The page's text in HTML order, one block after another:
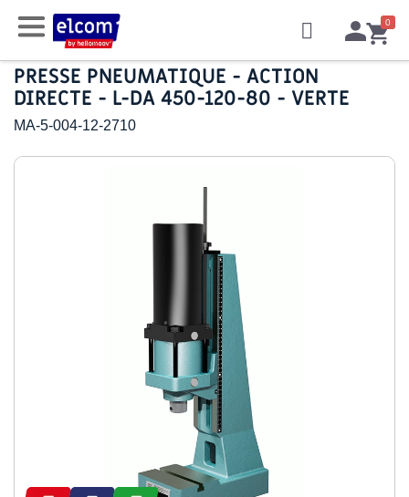
PRESSE PNEUMATIQUE - ACTION
DIRECTE - L-DA 450-120-80 - VERTE
MA-5-004-12-2710